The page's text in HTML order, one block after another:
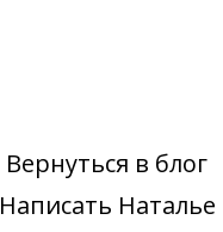
Вернуться в блог
Написать Наталье